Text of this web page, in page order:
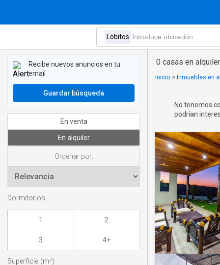
0 casas en
Inicio > Inmuebles en
No tenemos
podrían
Recibe nuevos anuncios en tu
email
Guardar búsqueda
En venta
En alquiler
Ordenar por:
Dormitorios
1 2
3 4+
Superficie (m²)